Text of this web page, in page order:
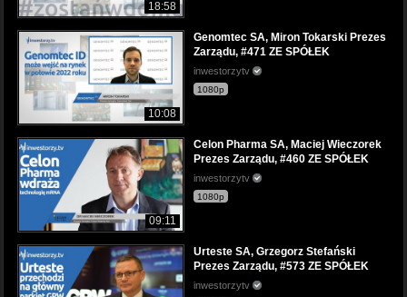
18:58
10:08
Genomtec SA, Miron Tokarski Prezes
Zarządu, #471 ZE SPÓŁEK
inwestorzytv
1080p
09:11
Celon Pharma SA, Maciej Wieczorek
Prezes Zarządu, #460 ZE SPÓŁEK
inwestorzytv
1080p
Urteste SA, Grzegorz Stefański
Prezes Zarządu, #573 ZE SPÓŁEK
inwestorzytv